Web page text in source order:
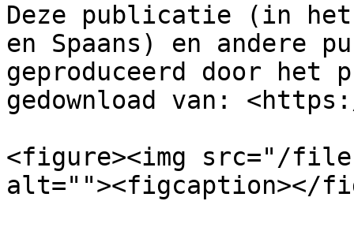
Deze publicatie (in
en Spaans) en andere
geproduceerd door het
gedownload van:
<figure><img src="/files/
alt=""><figcaption></